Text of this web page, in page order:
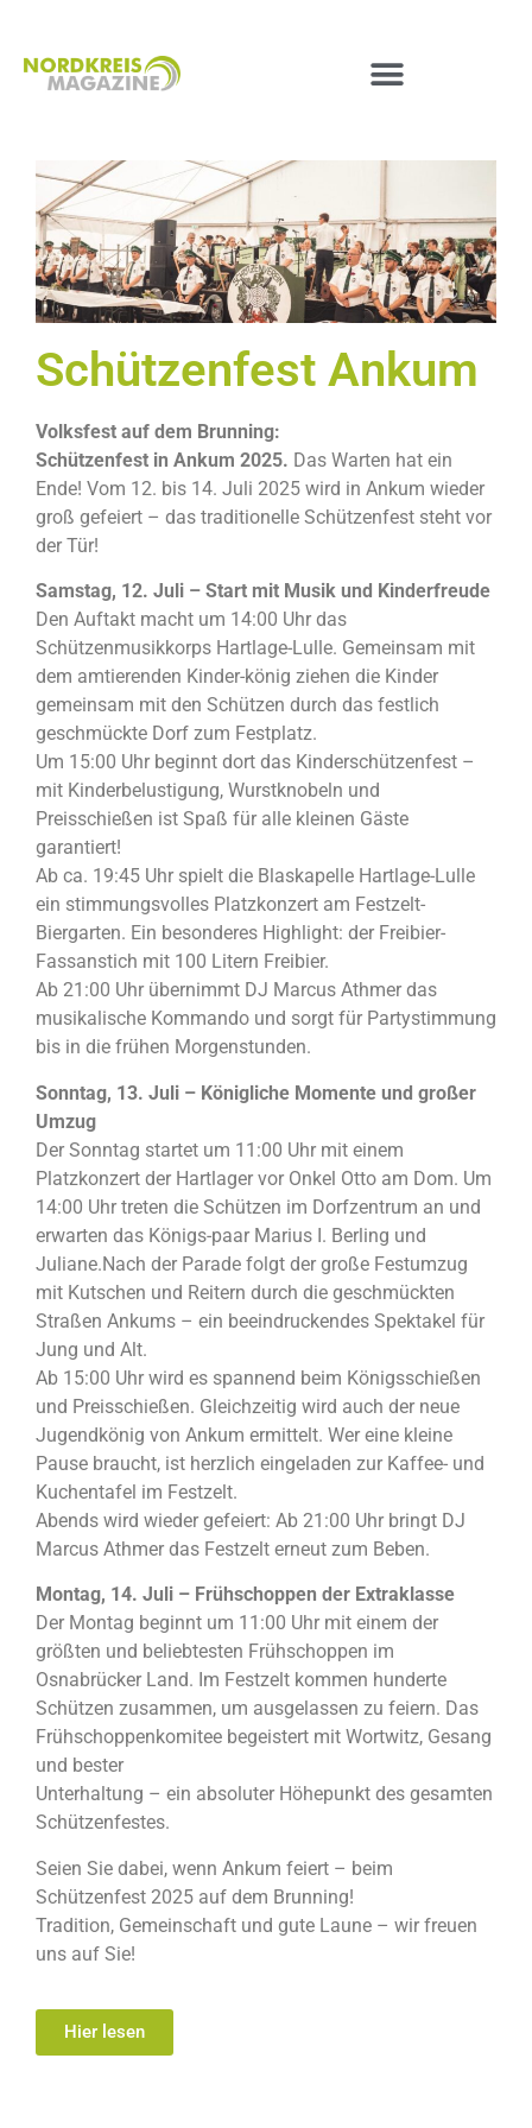
Schützenfest Ankum
Volksfest auf dem Brunning:
Schützenfest in Ankum 2025. Das Warten hat ein
Ende! Vom 12. bis 14. Juli 2025 wird in Ankum wieder
groß gefeiert – das traditionelle Schützenfest steht vor
der Tür!
Samstag, 12. Juli – Start mit Musik und Kinderfreude
Den Auftakt macht um 14:00 Uhr das
Schützenmusikkorps Hartlage-Lulle. Gemeinsam mit
dem amtierenden Kinder-könig ziehen die Kinder
gemeinsam mit den Schützen durch das festlich
geschmückte Dorf zum Festplatz.
Um 15:00 Uhr beginnt dort das Kinderschützenfest –
mit Kinderbelustigung, Wurstknobeln und
Preisschießen ist Spaß für alle kleinen Gäste
garantiert!
Ab ca. 19:45 Uhr spielt die Blaskapelle Hartlage-Lulle
ein stimmungsvolles Platzkonzert am Festzelt-
Biergarten. Ein besonderes Highlight: der Freibier-
Fassanstich mit 100 Litern Freibier.
Ab 21:00 Uhr übernimmt DJ Marcus Athmer das
musikalische Kommando und sorgt für Partystimmung
bis in die frühen Morgenstunden.
Sonntag, 13. Juli – Königliche Momente und großer
Umzug
Der Sonntag startet um 11:00 Uhr mit einem
Platzkonzert der Hartlager vor Onkel Otto am Dom. Um
14:00 Uhr treten die Schützen im Dorfzentrum an und
erwarten das Königs-paar Marius I. Berling und
Juliane.Nach der Parade folgt der große Festumzug
mit Kutschen und Reitern durch die geschmückten
Straßen Ankums – ein beeindruckendes Spektakel für
Jung und Alt.
Ab 15:00 Uhr wird es spannend beim Königsschießen
und Preisschießen. Gleichzeitig wird auch der neue
Jugendkönig von Ankum ermittelt. Wer eine kleine
Pause braucht, ist herzlich eingeladen zur Kaffee- und
Kuchentafel im Festzelt.
Abends wird wieder gefeiert: Ab 21:00 Uhr bringt DJ
Marcus Athmer das Festzelt erneut zum Beben.
Montag, 14. Juli – Frühschoppen der Extraklasse
Der Montag beginnt um 11:00 Uhr mit einem der
größten und beliebtesten Frühschoppen im
Osnabrücker Land. Im Festzelt kommen hunderte
Schützen zusammen, um ausgelassen zu feiern. Das
Frühschoppenkomitee begeistert mit Wortwitz, Gesang
und bester
Unterhaltung – ein absoluter Höhepunkt des gesamten
Schützenfestes.
Seien Sie dabei, wenn Ankum feiert – beim
Schützenfest 2025 auf dem Brunning!
Tradition, Gemeinschaft und gute Laune – wir freuen
uns auf Sie!
Hier lesen